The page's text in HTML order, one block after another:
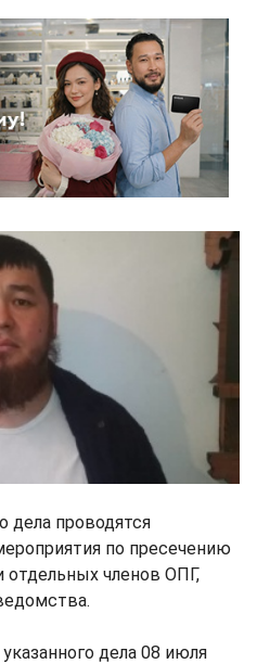
дела проводятся
по пресечению
отдельных членов ОПГ,
дела 08 июля